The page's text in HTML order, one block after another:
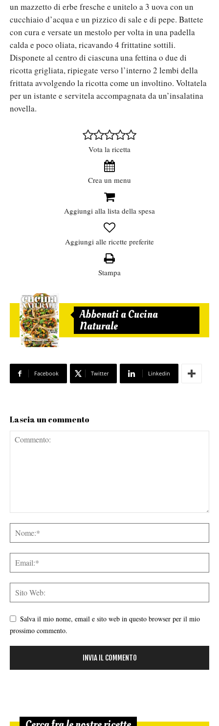
un mazzetto di erbe fresche e unitelo a 3 uova con un
cucchiaio d’acqua e un pizzico di sale e di pepe. Battete
con cura e versate un mestolo per volta in una padella
calda e poco oliata, ricavando 4 frittatine sottili.
Disponete al centro di ciascuna una fettina o due di
ricotta grigliata, ripiegate verso l’interno 2 lembi della
frittata avvolgendo la ricotta come un involtino. Voltatela
per un istante e servitela accompagnata da un’insalatina
novella.
Vota la ricetta
Crea un menu
Aggiungi alla lista della spesa
Aggiungi alle ricette preferite
Stampa
Abbonati a Cucina
Naturale
Facebook Twitter Linkedin
Lascia un commento
Salva il mio nome, email e sito web in questo browser per il mio
prossimo commento.